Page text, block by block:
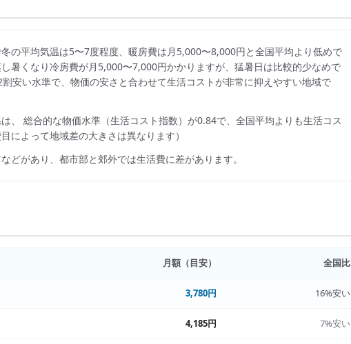
の平均気温は5〜7度程度、暖房費は月5,000〜8,000円と全国平均より低めで
暑くなり冷房費が月5,000〜7,000円かかりますが、猛暑日は比較的少なめで
安い水準で、物価の安さと合わせて生活コストが非常に抑えやすい地域で
は、 総合的な物価水準（生活コスト指数）が0.84で、 全国平均よりも生活コス
目によって地域差の大きさは異なります）
などがあり、都市部と郊外では生活費に差があります。
月額（目安） 全国比
3,780円 16%安い
4,185円 7%安い